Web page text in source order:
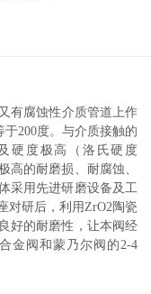
腐蚀性介质管道上作
200度。与介质接触的
硬度极高（洛氏硬度
高的耐磨损、耐腐蚀、
采用先进研磨设备及工
对研后，利用ZrO2陶瓷
好的耐磨性，让本阀经
金阀和蒙乃尔阀的2-4